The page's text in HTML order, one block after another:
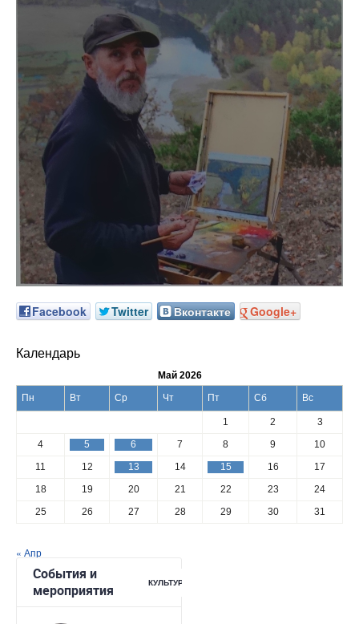
Facebook Twitter Вконтакте Google+
Календарь
Май 2026
Пн
Вт Ср Чт Пт Сб Вс
1 2
3
4
5 6 7 8 9
10
11
12 13 14 15 16
17
18
19 20 21 22 23
24
25
26 27 28 29 30 31
« Апр